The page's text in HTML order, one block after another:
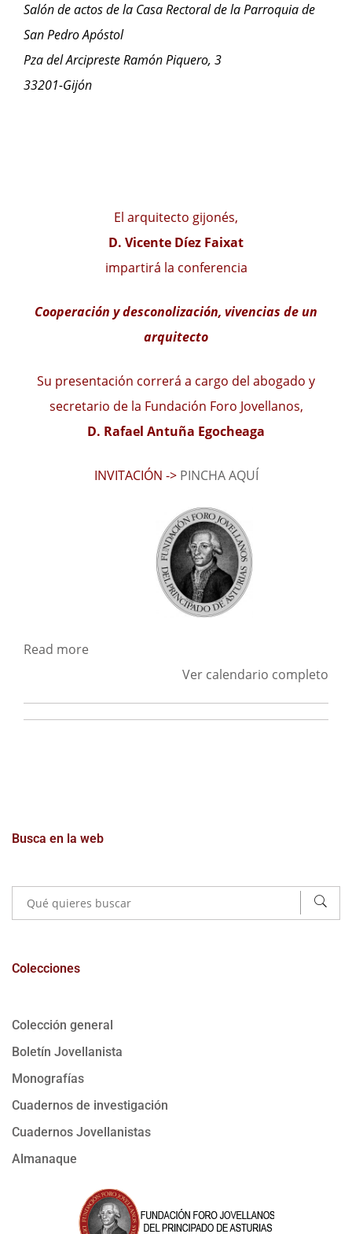
Busca en la web
Colecciones
Colección general
Boletín Jovellanista
Monografías
Cuadernos de investigación
Cuadernos Jovellanistas
Almanaque
Salón de actos de la Casa Rectoral de la Parroquia de
San Pedro Apóstol
Pza del Arcipreste Ramón Piquero, 3
33201-Gijón
El arquitecto gijonés,
D. Vicente Díez Faixat
impartirá la conferencia
Cooperación y desconolización, vivencias de un
arquitecto
Su presentación correrá a cargo del abogado y
secretario de la Fundación Foro Jovellanos,
D. Rafael Antuña Egocheaga
INVITACIÓN ->PINCHA AQUÍ
Read more
Ver calendario completo